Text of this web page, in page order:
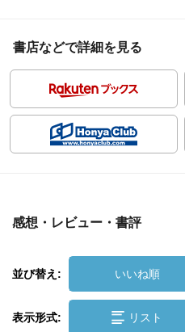
書店などで詳細を見る
感想・レビュー・書評
並び替え: いいね順
表示形式: リスト